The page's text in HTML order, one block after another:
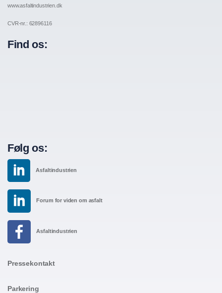
www.asfaltindustrien.dk
CVR-nr.: 62896116
Find os:
Følg os:
Asfaltindustrien
Forum for viden om asfalt
Asfaltindustrien
Pressekontakt
Parkering